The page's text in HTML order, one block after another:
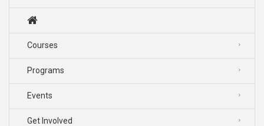
Courses
Programs
Events
Get Involved